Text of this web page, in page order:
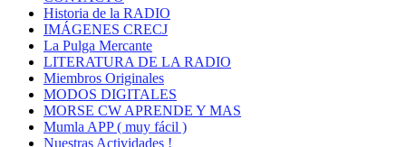
Historia de la RADIO
IMÁGENES CRECJ
La Pulga Mercante
LITERATURA DE LA RADIO
Miembros Originales
MODOS DIGITALES
MORSE CW APRENDE Y MAS
Mumla APP ( muy fácil )
Nuestras Actividades !